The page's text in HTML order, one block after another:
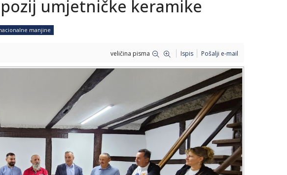
umjetničke keramike
manjine
veličina pisma Ispis Pošalji e-mail